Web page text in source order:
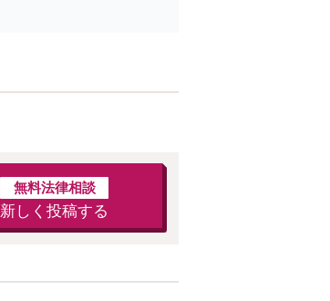
無料法律相談
新しく投稿する